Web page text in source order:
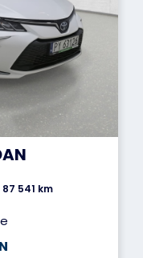
87 541 km